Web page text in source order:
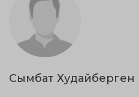
Сымбат Худайберген